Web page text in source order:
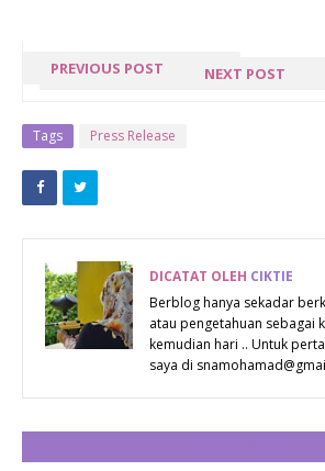
PREVIOUS POST
USANG DI
PINGGIR
NEXT POST
Tags Press Release
DICATAT OLEH CIKTIE
Berblog hanya sekadar
atau pengetahuan sebagai
kemudian hari .. Untuk
saya di